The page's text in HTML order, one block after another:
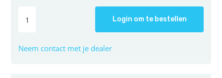
Login om te bestellen
Neem contact met je dealer